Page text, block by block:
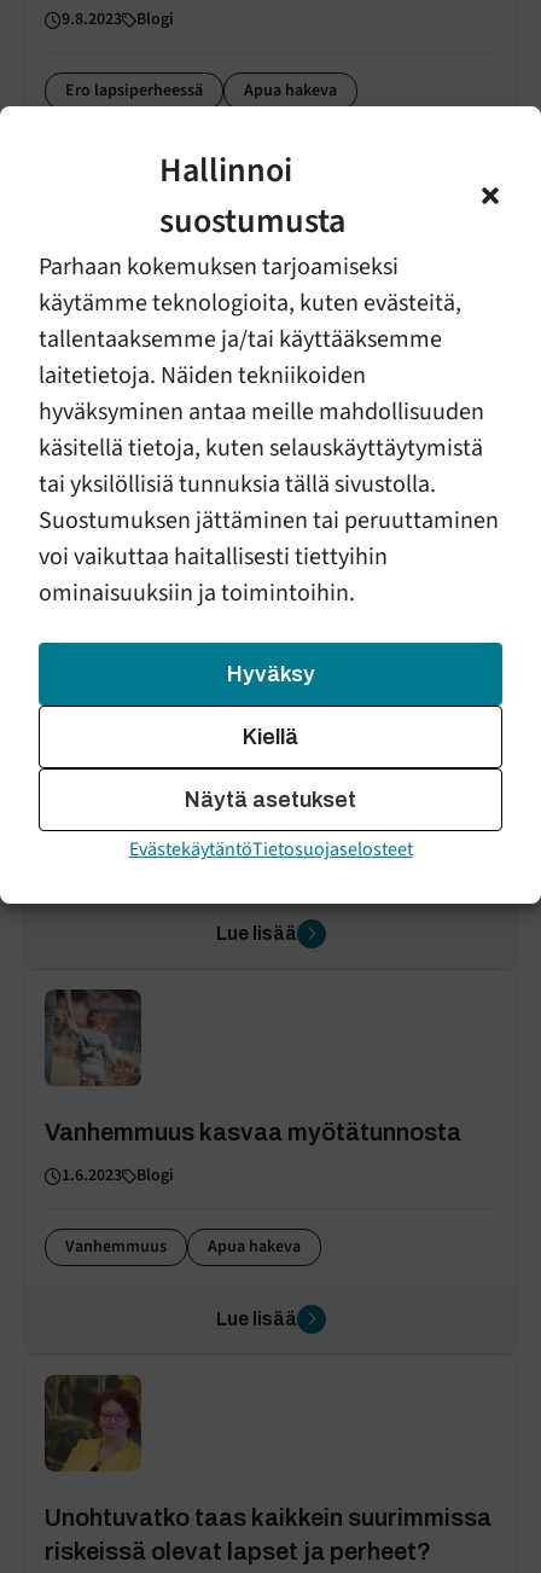
Hallinnoi
suostumusta
Parhaan kokemuksen tarjoamiseksi
käytämme teknologioita, kuten evästeitä,
tallentaaksemme ja/tai käyttääksemme
laitetietoja. Näiden tekniikoiden
hyväksyminen antaa meille mahdollisuuden
käsitellä tietoja, kuten selauskäyttäytymistä
tai yksilöllisiä tunnuksia tällä sivustolla.
Suostumuksen jättäminen tai peruuttaminen
voi vaikuttaa haitallisesti tiettyihin
ominaisuuksiin ja toimintoihin.
Hyväksy
Kiellä
Näytä asetukset
EvästekäytäntöTietosuojaselosteet
9.8.2023 Blogi
Ero lapsiperheessä Apua hakeva
Lue lisää
Heikoimmista ei olla pitämässä huolta
19.6.2023 Blogi
Vaikuttaminen Päättäjä
Lue lisää
Viiniä vaativaan vauva-arkeen?
Vauvaperhe Apua hakeva
Lue lisää
Vanhemmuus kasvaa myötätunnosta
1.6.2023 Blogi
Vanhemmuus Apua hakeva
Lue lisää
Unohtuvatko taas kaikkein suurimmissa
riskeissä olevat lapset ja perheet?